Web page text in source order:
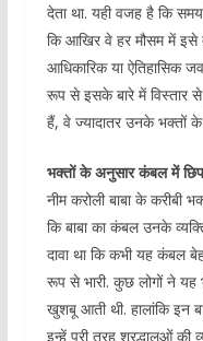
देता था. यही वजह है कि
कि आखिर वे हर मौसम में
आधिकारिक या ऐतिहासिक
रूप से इसके बारे में विस्तार
हैं, वे ज्यादातर उनके भक्तों
भक्तों के अनुसार कंबल में
नीम करोली बाबा के करीबी
कि बाबा का कंबल उनके
दावा था कि कभी यह कंबल
रूप से भारी. कुछ लोगों ने
खुशबू आती थी. हालांकि इन
इन्हें पूरी तरह श्रद्धालुओं